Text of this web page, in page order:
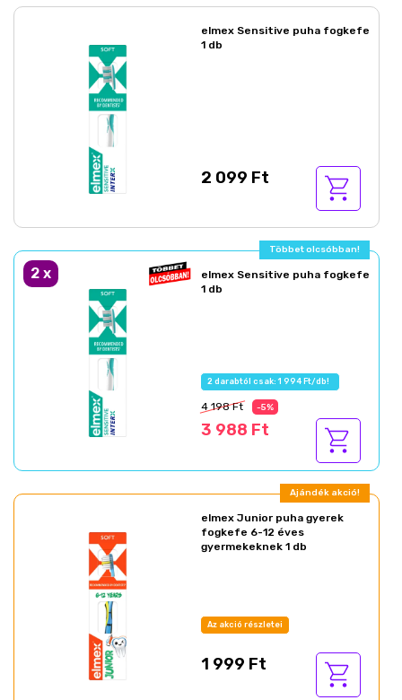
elmex Sensitive puha fogkefe
1 db
2 099 Ft
Többet olcsóbban!
2 x
elmex Sensitive puha fogkefe
1 db
2 darabtól csak: 1 994 Ft/db!
4 198 Ft -5%
3 988 Ft
Ajándék akció!
elmex Junior puha gyerek
fogkefe 6-12 éves
gyermekeknek 1 db
Az akció részletei
1 999 Ft